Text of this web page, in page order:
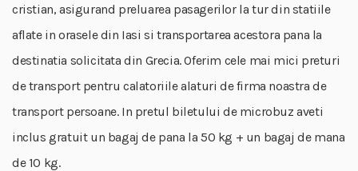
cristian, asigurand preluarea pasagerilor la tur din statiile
aflate in orasele din Iasi si transportarea acestora pana la
destinatia solicitata din Grecia. Oferim cele mai mici preturi
de transport pentru calatoriile alaturi de firma noastra de
transport persoane. In pretul biletului de microbuz aveti
inclus gratuit un bagaj de pana la 50 kg + un bagaj de mana
de 10 kg.